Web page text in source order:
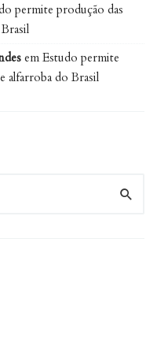
permite produção das
em Estudo permite
alfarroba do Brasil